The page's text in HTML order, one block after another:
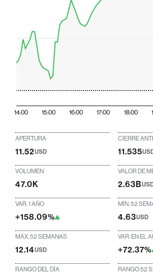
14:00 15:00 16:00 17:00 18:00
APERTURA
11.52USD
CIERRE
11.535
VOLUMEN
47.0K
VALOR DE
2.63B
VAR. 1 AÑO
+158.09%
MÍN. 52
4.63USD
MÁX. 52 SEMANAS
12.14USD
VAR. EN EL
+72.37%
RANGO DEL DÍA RANGO 52